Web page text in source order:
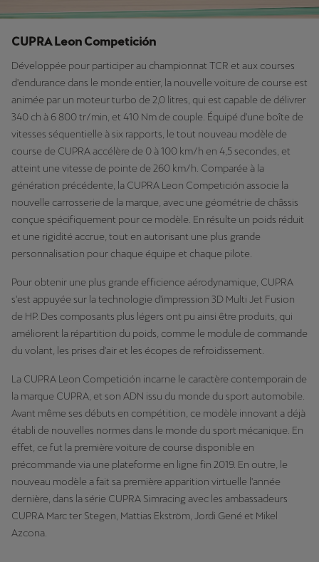
CUPRA Leon Competición
Développée pour participer au championnat TCR et aux courses
d'endurance dans le monde entier, la nouvelle voiture de course est
animée par un moteur turbo de 2,0 litres, qui est capable de délivrer
340 ch à 6 800 tr/min, et 410 Nm de couple. Équipé d'une boîte de
vitesses séquentielle à six rapports, le tout nouveau modèle de
course de CUPRA accélère de 0 à 100 km/h en 4,5 secondes, et
atteint une vitesse de pointe de 260 km/h. Comparée à la
génération précédente, la CUPRA Leon Competición associe la
nouvelle carrosserie de la marque, avec une géométrie de châssis
conçue spécifiquement pour ce modèle. En résulte un poids réduit
et une rigidité accrue, tout en autorisant une plus grande
personnalisation pour chaque équipe et chaque pilote.
Pour obtenir une plus grande efficience aérodynamique, CUPRA
s'est appuyée sur la technologie d'impression 3D Multi Jet Fusion
de HP. Des composants plus légers ont pu ainsi être produits, qui
améliorent la répartition du poids, comme le module de commande
du volant, les prises d'air et les écopes de refroidissement.
La CUPRA Leon Competición incarne le caractère contemporain de
la marque CUPRA, et son ADN issu du monde du sport automobile.
Avant même ses débuts en compétition, ce modèle innovant a déjà
établi de nouvelles normes dans le monde du sport mécanique. En
effet, ce fut la première voiture de course disponible en
précommande via une plateforme en ligne fin 2019. En outre, le
nouveau modèle a fait sa première apparition virtuelle l'année
dernière, dans la série CUPRA Simracing avec les ambassadeurs
CUPRA Marc ter Stegen, Mattias Ekström, Jordi Gené et Mikel
Azcona.